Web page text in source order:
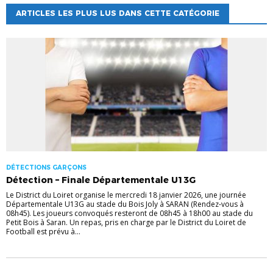
ARTICLES LES PLUS LUS DANS CETTE CATÉGORIE
DÉTECTIONS GARÇONS
Détection – Finale Départementale U13G
Le District du Loiret organise le mercredi 18 janvier 2026, une journée
Départementale U13G au stade du Bois Joly à SARAN (Rendez-vous à
08h45). Les joueurs convoqués resteront de 08h45 à 18h00 au stade du
Petit Bois à Saran. Un repas, pris en charge par le District du Loiret de
Football est prévu à...